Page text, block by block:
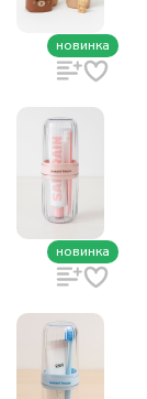
новинка
новинка